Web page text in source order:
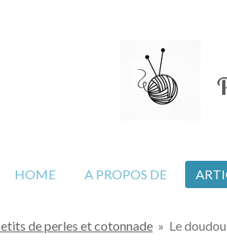
HOME A PROPOS DE
de perles et cotonnade » Le